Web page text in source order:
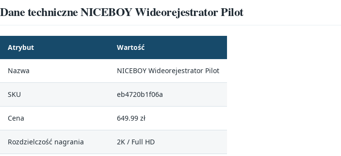
Dane techniczne NICEBOY Wideorejestrator Pilot
Atrybut Wartość
Nazwa NICEBOY Wideorejestrator Pilot
SKU eb4720b1f06a
Cena 649.99 zł
Rozdzielczość nagrania 2K / Full HD